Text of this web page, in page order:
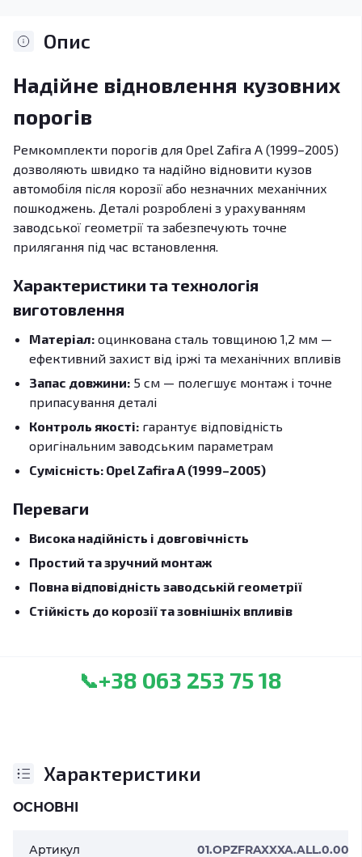
Опис
Надійне відновлення кузовних
порогів
Ремкомплекти порогів для Opel Zafira A (1999–2005)
дозволяють швидко та надійно відновити кузов
автомобіля після корозії або незначних механічних
пошкоджень. Деталі розроблені з урахуванням
заводської геометрії та забезпечують точне
прилягання під час встановлення.
Характеристики та технологія
виготовлення
Матеріал: оцинкована сталь товщиною 1,2 мм —
ефективний захист від іржі та механічних впливів
Запас довжини: 5 см — полегшує монтаж і точне
припасування деталі
Контроль якості: гарантує відповідність
оригінальним заводським параметрам
Сумісність: Opel Zafira A (1999–2005)
Переваги
Висока надійність і довговічність
Простий та зручний монтаж
Повна відповідність заводській геометрії
Стійкість до корозії та зовнішніх впливів
📞+38 063 253 75 18
Характеристики
ОСНОВНІ
Артикул 01.OPZFRAXXXA.ALL.0.00